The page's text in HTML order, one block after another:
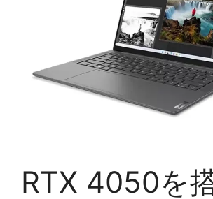
RTX 4050を